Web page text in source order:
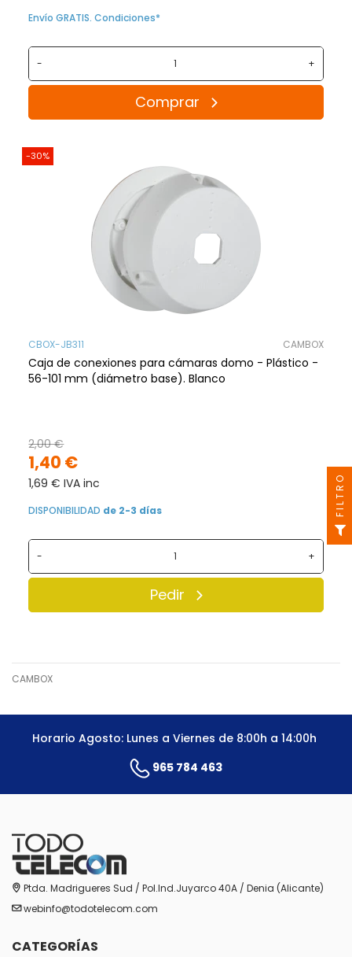
Envío GRATIS. Condiciones*
- +
Comprar
-30%
CBOX-JB311 CAMBOX
Caja de conexiones para cámaras domo - Plástico -
56-101 mm (diámetro base). Blanco
1,40 €
2,00 €
1,69 € IVA inc
DISPONIBILIDAD de 2-3 días
- +
Pedir
CAMBOX
Horario Agosto: Lunes a Viernes de 8:00h a 14:00h
965 784 463
Ptda. Madrigueres Sud / Pol.Ind.Juyarco 40A / Denia (Alicante)
webinfo@todotelecom.com
CATEGORÍAS
FILTRO